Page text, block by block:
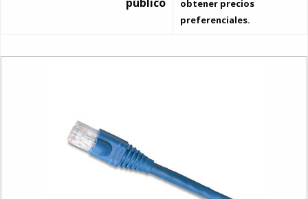
obtener precios
preferenciales.